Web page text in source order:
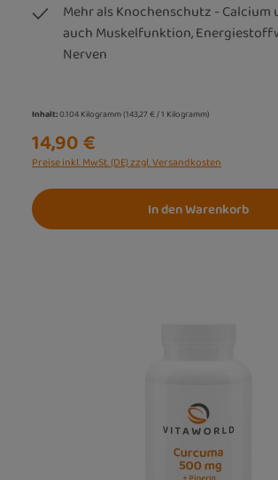
Mehr als Knochenschutz -
auch Muskelfunktion,
Nerven
Inhalt:0.104 Kilogramm(143,27 € / 1 Kilogramm)
14,90 €
Preise inkl. MwSt. (DE) zzgl. Versandkosten
In den Warenkorb